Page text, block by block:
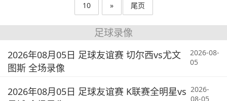
10
» 尾页
足球录像
2026年08月05日 足球友谊赛 切尔西vs尤文
图斯 全场录像
2026-08-
05
2026年08月05日 足球友谊赛 K联赛全明星vs 2026-
08-05